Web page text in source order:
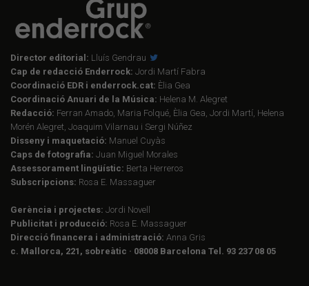
Director editorial: Lluís Gendrau
Cap de redacció Enderrock: Jordi Martí Fabra
Coordinació EDR i enderrock.cat: Èlia Gea
Coordinació Anuari de la Música: Helena M. Alegret
Redacció: Ferran Amado, Maria Folqué, Èlia Gea, Jordi Martí, Helena
Morén Alegret, Joaquim Vilarnau i Sergi Núñez
Disseny i maquetació: Manuel Cuyàs
Caps de fotografia: Juan Miguel Morales
Assessorament lingüístic: Berta Herreros
Subscripcions: Rosa E. Massaguer
Gerència i projectes: Jordi Novell
Publicitat i producció: Rosa E. Massaguer
Direcció financera i administració: Anna Gris
c. Mallorca, 221, sobreàtic · 08008 Barcelona Tel. 93 237 08 05